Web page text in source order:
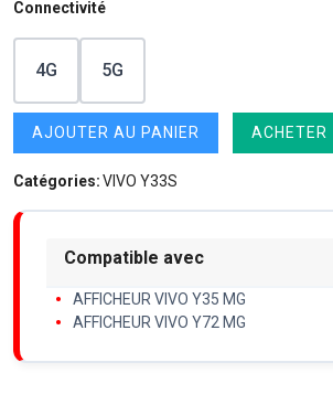
Connectivité
4G 5G
AJOUTER AU PANIER ACHETER
Catégories:VIVO Y33S
Compatible avec
AFFICHEUR VIVO Y35 MG
AFFICHEUR VIVO Y72 MG